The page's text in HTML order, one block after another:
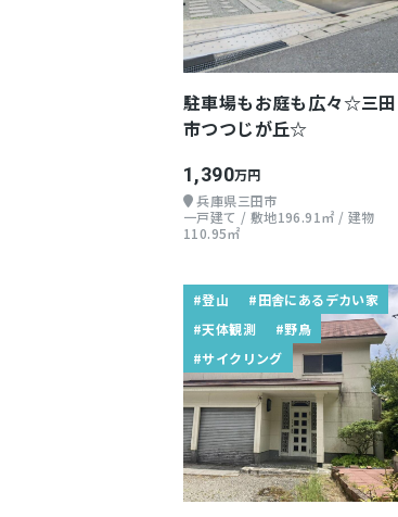
駐車場もお庭も広々☆三田
市つつじが丘☆
1,390万円
兵庫県三田市
一戸建て / 敷地196.91㎡ / 建物
110.95㎡
#登山
#田舎にあるデカい家
#天体観測
#野鳥
#サイクリング